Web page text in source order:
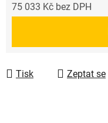
75 033 Kč bez DPH
Tisk Zeptat se